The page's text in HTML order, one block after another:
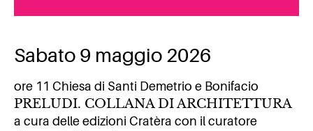
Sabato 9 maggio 2026
ore 11 Chiesa di Santi Demetrio e Bonifacio
PRELUDI. COLLANA DI ARCHITETTURA
a cura delle edizioni Cratèra con il curatore